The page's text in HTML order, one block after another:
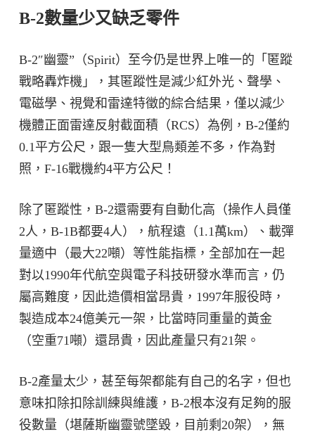
B-2數量少又缺乏零件
B-2″幽靈”（Spirit）至今仍是世界上唯一的「匿蹤
戰略轟炸機」，其匿蹤性是減少紅外光、聲學、
電磁學、視覺和雷達特徵的綜合結果，僅以減少
機體正面雷達反射截面積（RCS）為例，B-2僅約
0.1平方公尺，跟一隻大型鳥類差不多，作為對
照，F-16戰機約4平方公尺！
除了匿蹤性，B-2還需要有自動化高（操作人員僅
2人，B-1B都要4人），航程遠（1.1萬km）、載彈
量適中（最大22噸）等性能指標，全部加在一起
對以1990年代航空與電子科技研發水準而言，仍
屬高難度，因此造價相當昂貴，1997年服役時，
製造成本24億美元一架，比當時同重量的黃金
（空重71噸）還昂貴，因此產量只有21架。
B-2產量太少，甚至每架都能有自己的名字，但也
意味扣除扣除訓練與維護，B-2根本沒有足夠的服
役數量（堪薩斯幽靈號墜毀，目前剩20架），無